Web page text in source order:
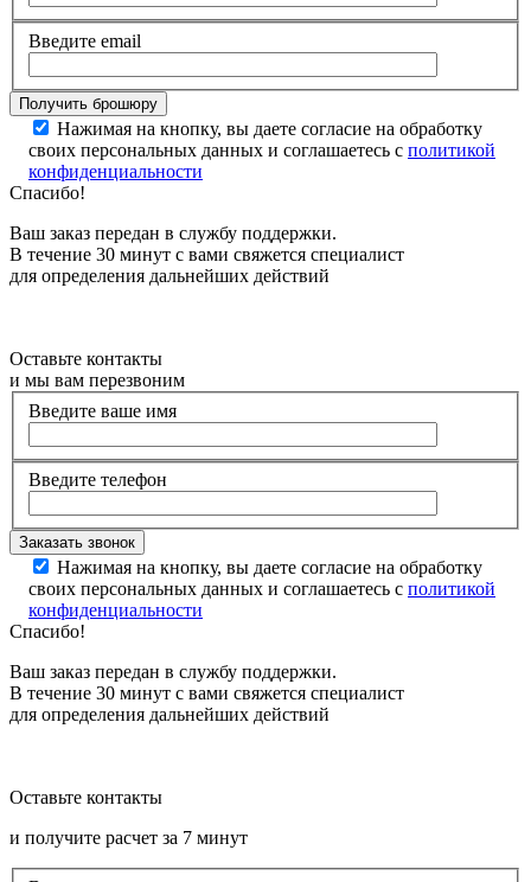
Введите email
Нажимая на кнопку, вы даете согласие на обработку
своих персональных данных и соглашаетесь с политикой
конфиденциальности
Спасибо!
Ваш заказ передан в службу поддержки.
В течение 30 минут с вами свяжется специалист
для определения дальнейших действий
Оставьте контакты
и мы вам перезвоним
Введите ваше имя
Введите телефон
Нажимая на кнопку, вы даете согласие на обработку
своих персональных данных и соглашаетесь с политикой
конфиденциальности
Спасибо!
Ваш заказ передан в службу поддержки.
В течение 30 минут с вами свяжется специалист
для определения дальнейших действий
Оставьте контакты
и получите расчет за 7 минут